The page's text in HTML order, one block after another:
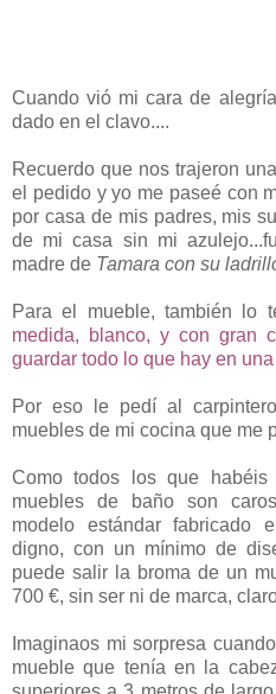
Cuando vió mi cara de
dado en el clavo....
Recuerdo que nos trajeron
el pedido y yo me paseé con
por casa de mis padres, mis
de mi casa sin mi
madre de Tamara con su
Para el mueble, también lo
medida, blanco, y con gran
guardar todo lo que hay en una
Por eso le pedí al
muebles de mi cocina que me
Como todos los que habéis
muebles de baño son
modelo estándar fabricado
digno, con un mínimo de
puede salir la broma de un
700 €, sin ser ni de marca,
Imaginaos mi sorpresa
mueble que tenía en la